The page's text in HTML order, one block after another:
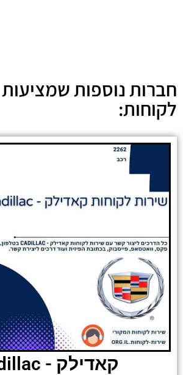
חברות נוספות
לקוחות:
קאדילק - Cadillac